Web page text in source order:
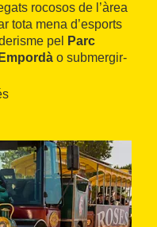
rocosos de l’àrea
tota mena d’esports
pel
Parc
o submergir-
la Península Ibèrica.